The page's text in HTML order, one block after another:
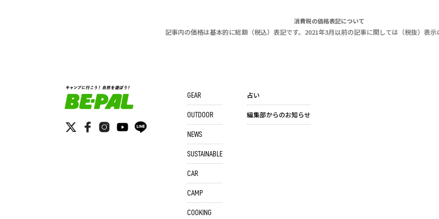
消費税の価格表記について
記事内の価格は基本的に総額（税込）表記です。2021年3月以前の記事に関しては（税抜）表示
GEAR
OUTDOOR
NEWS
SUSTAINABLE
CAR
CAMP
COOKING
占い
編集部からのお知らせ